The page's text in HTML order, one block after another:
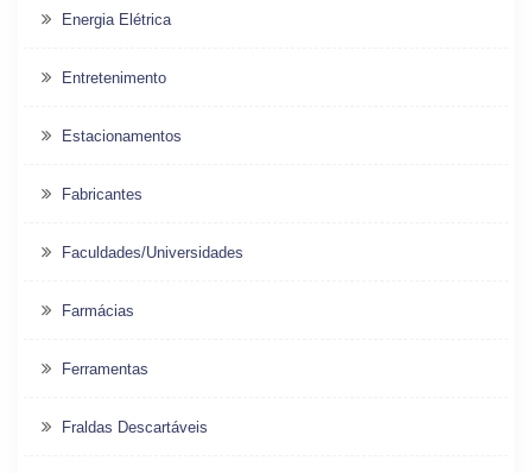
Energia Elétrica
Entretenimento
Estacionamentos
Fabricantes
Faculdades/Universidades
Farmácias
Ferramentas
Fraldas Descartáveis